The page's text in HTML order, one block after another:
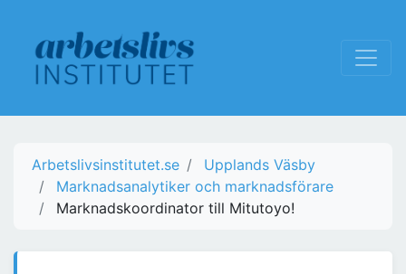
Arbetslivsinstitutet.se
Upplands Väsby
Marknadsanalytiker och marknadsförare
Marknadskoordinator till Mitutoyo!